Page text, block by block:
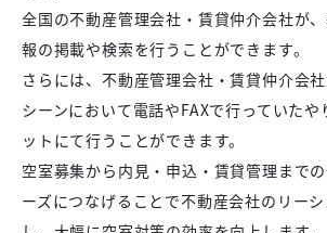
全国の不動産管理会社・賃貸仲介会社が
報の掲載や検索を行うことができます。
さらには、不動産管理会社・賃貸仲介会
シーンにおいて電話やFAXで行っていたや
ットにて行うことができます。
空室募集から内見・申込・賃貸管理まで
ーズにつなげることで不動産会社のリー